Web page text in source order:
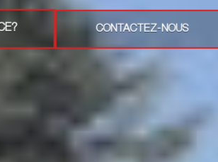
CONTACTEZ-NOUS